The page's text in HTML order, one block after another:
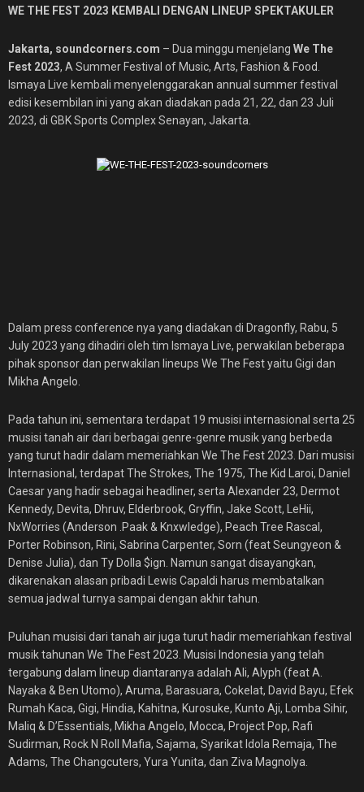
WE THE FEST 2023 KEMBALI DENGAN LINEUP SPEKTAKULER
Jakarta, soundcorners.com – Dua minggu menjelang We The
Fest 2023, A Summer Festival of Music, Arts, Fashion & Food.
Ismaya Live kembali menyelenggarakan annual summer festival
edisi kesembilan ini yang akan diadakan pada 21, 22, dan 23 Juli
2023, di GBK Sports Complex Senayan, Jakarta.
Dalam press conference nya yang diadakan di Dragonfly, Rabu, 5
July 2023 yang dihadiri oleh tim Ismaya Live, perwakilan beberapa
pihak sponsor dan perwakilan lineups We The Fest yaitu Gigi dan
Mikha Angelo.
Pada tahun ini, sementara terdapat 19 musisi internasional serta 25
musisi tanah air dari berbagai genre-genre musik yang berbeda
yang turut hadir dalam memeriahkan We The Fest 2023. Dari musisi
Internasional, terdapat The Strokes, The 1975, The Kid Laroi, Daniel
Caesar yang hadir sebagai headliner, serta Alexander 23, Dermot
Kennedy, Devita, Dhruv, Elderbrook, Gryffin, Jake Scott, LeHii,
NxWorries (Anderson .Paak & Knxwledge), Peach Tree Rascal,
Porter Robinson, Rini, Sabrina Carpenter, Sorn (feat Seungyeon &
Denise Julia), dan Ty Dolla $ign. Namun sangat disayangkan,
dikarenakan alasan pribadi Lewis Capaldi harus membatalkan
semua jadwal turnya sampai dengan akhir tahun.
Puluhan musisi dari tanah air juga turut hadir memeriahkan festival
musik tahunan We The Fest 2023. Musisi Indonesia yang telah
tergabung dalam lineup diantaranya adalah Ali, Alyph (feat A.
Nayaka & Ben Utomo), Aruma, Barasuara, Cokelat, David Bayu, Efek
Rumah Kaca, Gigi, Hindia, Kahitna, Kurosuke, Kunto Aji, Lomba Sihir,
Maliq & D’Essentials, Mikha Angelo, Mocca, Project Pop, Rafi
Sudirman, Rock N Roll Mafia, Sajama, Syarikat Idola Remaja, The
Adams, The Changcuters, Yura Yunita, dan Ziva Magnolya.